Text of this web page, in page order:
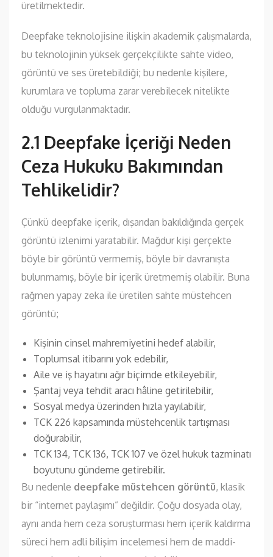
üretilmektedir.
Deepfake teknolojisine ilişkin akademik çalışmalarda,
bu teknolojinin yüksek gerçekçilikte sahte video,
görüntü ve ses üretebildiği; bu nedenle kişilere,
kurumlara ve topluma zarar verebilecek nitelikte
olduğu vurgulanmaktadır.
2.1 Deepfake İçeriği Neden
Ceza Hukuku Bakımından
Tehlikelidir?
Çünkü deepfake içerik, dışarıdan bakıldığında gerçek
görüntü izlenimi yaratabilir. Mağdur kişi gerçekte
böyle bir görüntü vermemiş, böyle bir davranışta
bulunmamış, böyle bir içerik üretmemiş olabilir. Buna
rağmen yapay zeka ile üretilen sahte müstehcen
görüntü;
Kişinin cinsel mahremiyetini hedef alabilir,
Toplumsal itibarını yok edebilir,
Aile ve iş hayatını ağır biçimde etkileyebilir,
Şantaj veya tehdit aracı hâline getirilebilir,
Sosyal medya üzerinden hızla yayılabilir,
TCK 226 kapsamında müstehcenlik tartışması
doğurabilir,
TCK 134, TCK 136, TCK 107 ve özel hukuk tazminatı
boyutunu gündeme getirebilir.
Bu nedenle deepfake müstehcen görüntü, klasik
bir “internet paylaşımı” değildir. Çoğu dosyada olay,
aynı anda hem ceza soruşturması hem içerik kaldırma
süreci hem adli bilişim incelemesi hem de maddi-